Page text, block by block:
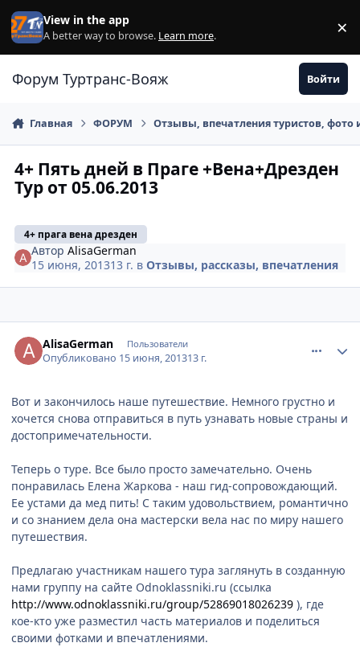
Перейти к содержанию
View in the app
A better way to browse. Learn more. ×
Форум Туртранс-Вояж Войти
Главная ФОРУМ Отзывы, впечатления туристов, фото
4+ Пять дней в Праге +Вена+Дрезден
Тур от 05.06.2013
4+ прага вена дрезден
АвторAlisaGerman
15 июня, 201313 г. вОтзывы, рассказы, впечатления
AlisaGerman Пользователи
Опубликовано 15 июня, 201313 г.
Вот и закончилось наше путешествие. Немного грустно и
хочется снова отправиться в путь узнавать новые страны и
достопримечательности.
Теперь о туре. Все было просто замечательно. Очень
понравилась Елена Жаркова - наш гид-сопровождающий.
Ее устами да мед пить! С таким удовольствием, романтично
и со знанием дела она мастерски вела нас по миру нашего
путешествия.
Предлагаю участникам нашего тура заглянуть в созданную
нами группу на сайте Odnoklassniki.ru (ссылка
http://www.odnoklassniki.ru/group/52869018026239 ), где
кое-кто уже разместил часть материалов и поделиться
своими фотками и впечатлениями.